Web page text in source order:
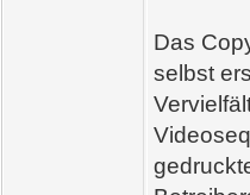
Das
selbst